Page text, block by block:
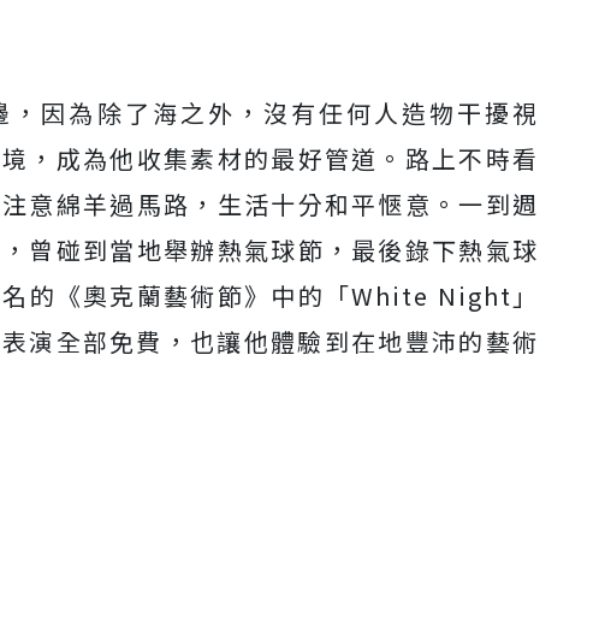
因為除了海之外，沒有任何人造物干擾視
，成為他收集素材的最好管道。路上不時看
意綿羊過馬路，生活十分和平愜意。一到週
曾碰到當地舉辦熱氣球節，最後錄下熱氣球
的《奧克蘭藝術節》中的「White Night」
全部免費，也讓他體驗到在地豐沛的藝術